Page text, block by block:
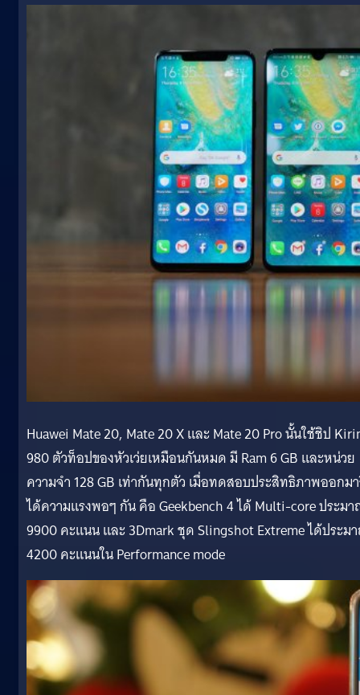
Huawei Mate 20, Mate 20 X และ Mate 20 Pro นั้นใช้ชิป
980 ตัวท็อปของหัวเว่ยเหมือนกันหมด มี Ram 6 GB และหน่วย
ความจำ 128 GB เท่ากันทุกตัว เมื่อทดสอบประสิทธิภาพออกม
ได้ความแรงพอๆ กัน คือ Geekbench 4 ได้ Multi-core ประม
9900 คะแนน และ 3Dmark ชุด Slingshot Extreme ได้ประม
4200 คะแนนใน Performance mode